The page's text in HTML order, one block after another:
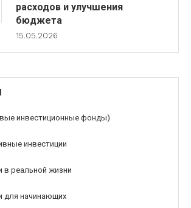
расходов и улучшения
бюджета
15.05.2026
инвестиционные фонды)
инвестиции
в реальной жизни
для начинающих